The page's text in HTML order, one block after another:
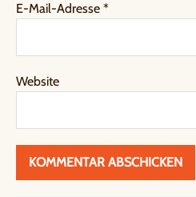
E-Mail-Adresse *
Website